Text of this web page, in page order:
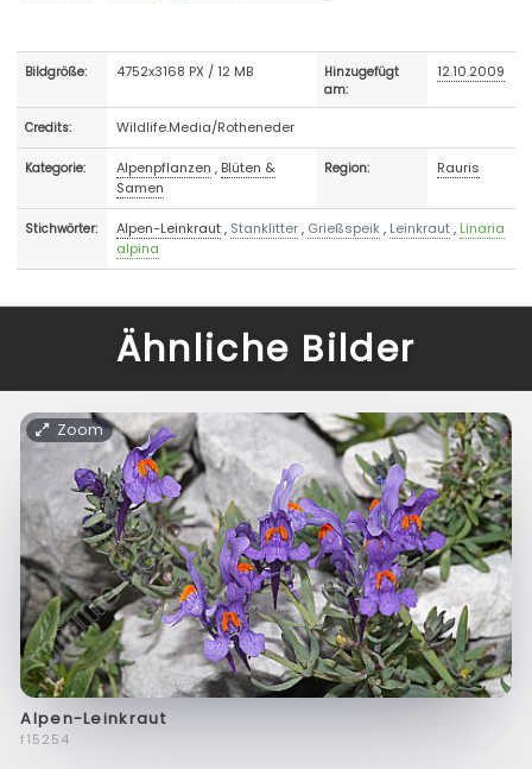
Bildgröße: 4752x3168 PX / 12 MB
Hinzugefügt
am:
12.10.2009
Credits: Wildlife.Media/Rotheneder
Kategorie: Alpenpflanzen , Blüten &
Samen
Region: Rauris
Stichwörter: Alpen-Leinkraut, Stanklitter, Grießspeik, Leinkraut, Linaria
alpina
Ähnliche Bilder
Zoom
Alpen-Leinkraut
f15254